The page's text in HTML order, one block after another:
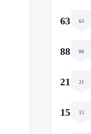
63 63
88 88
21 21
15 15